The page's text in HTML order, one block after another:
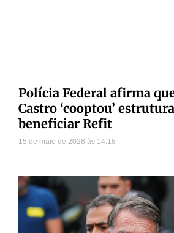
Polícia Federal afirma
Castro ‘cooptou’
beneficiar Refit
15 de maio de 2026 14:18